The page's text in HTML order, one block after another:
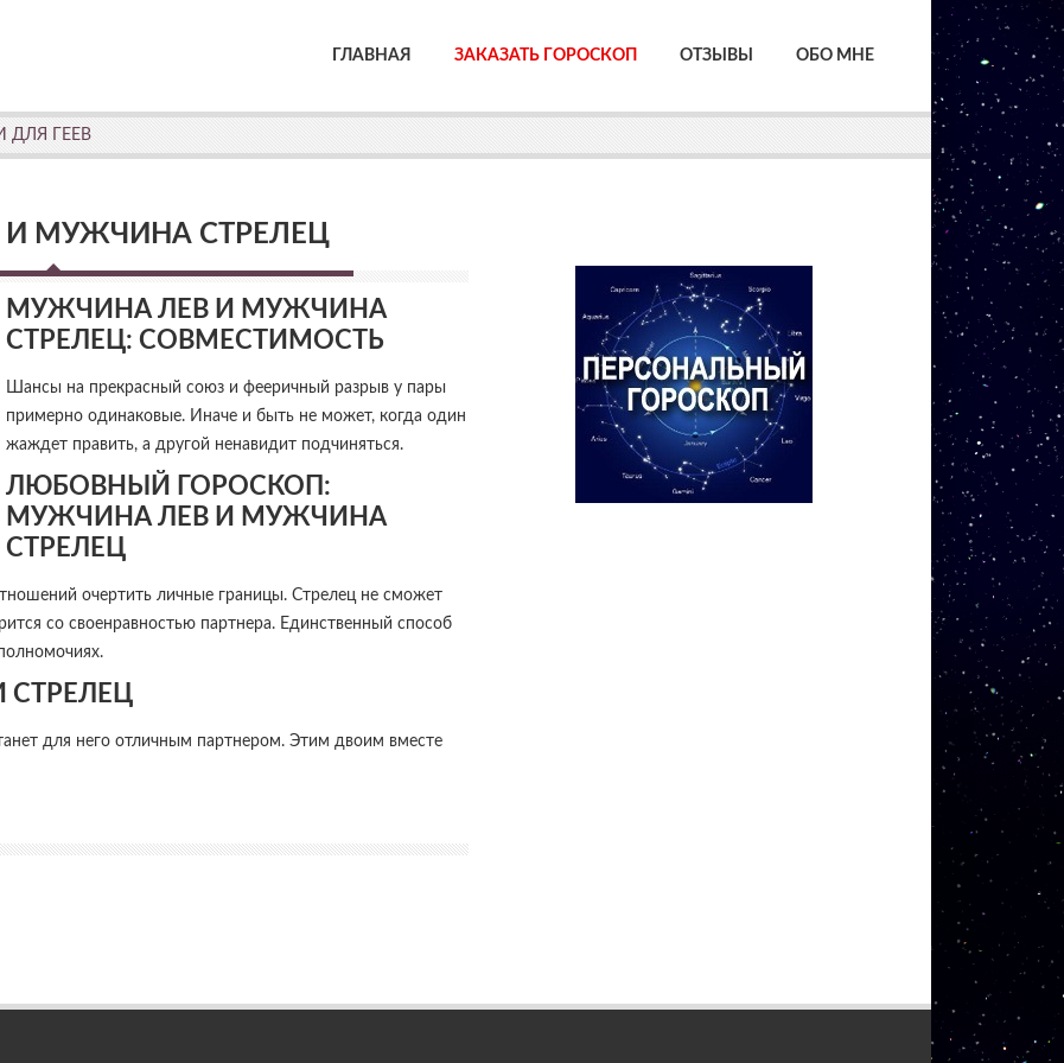
ГЛАВНАЯ ЗАКАЗАТЬ ГОРОСКОП ОТЗЫВЫ ОБО МНЕ
ДЛЯ ГЕЕВ
МУЖЧИНА СТРЕЛЕЦ
МУЖЧИНА ЛЕВ И МУЖЧИНА
СТРЕЛЕЦ: СОВМЕСТИМОСТЬ
Шансы на прекрасный союз и фееричный разрыв у пары
примерно одинаковые. Иначе и быть не может, когда один
жаждет править, а другой ненавидит подчиняться.
ЛЮБОВНЫЙ ГОРОСКОП:
МУЖЧИНА ЛЕВ И МУЖЧИНА
СТРЕЛЕЦ
очертить личные границы. Стрелец не сможет
со своенравностью партнера. Единственный способ
СТРЕЛЕЦ
для него отличным партнером. Этим двоим вместе